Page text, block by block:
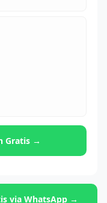
Gratis →
via WhatsApp →